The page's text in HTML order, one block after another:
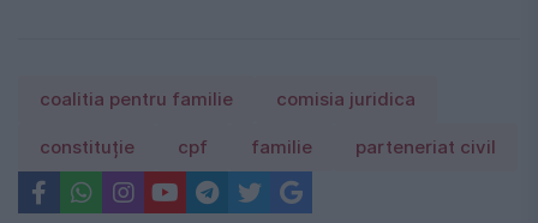
coalitia pentru familie comisia juridica
constituție cpf familie parteneriat civil